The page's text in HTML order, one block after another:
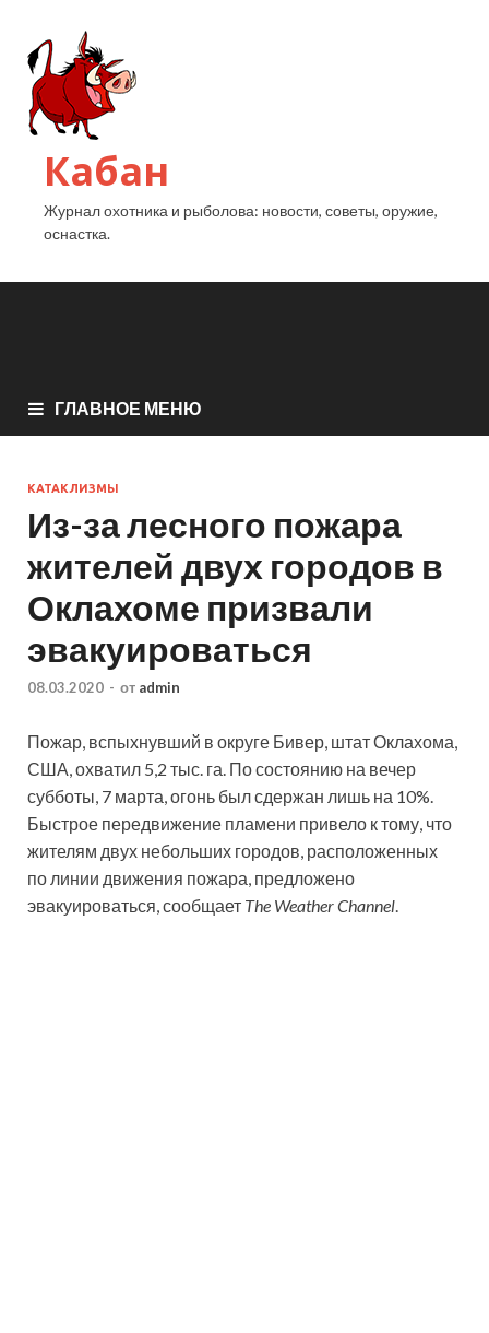
Кабан
Журнал охотника и рыболова: новости, советы, оружие,
оснастка.
ГЛАВНОЕ МЕНЮ
КАТАКЛИЗМЫ
Из-за лесного пожара
жителей двух городов в
Оклахоме призвали
эвакуироваться
08.03.2020 - от admin
Пожар, вспыхнувший в округе Бивер, штат Оклахома,
США, охватил 5,2 тыс. га. По состоянию на вечер
субботы, 7 марта, огонь был сдержан лишь на 10%.
Быстрое передвижение пламени привело к тому, что
жителям двух небольших городов, расположенных
по линии движения пожара, предложено
эвакуироваться, сообщает The Weather Channel.